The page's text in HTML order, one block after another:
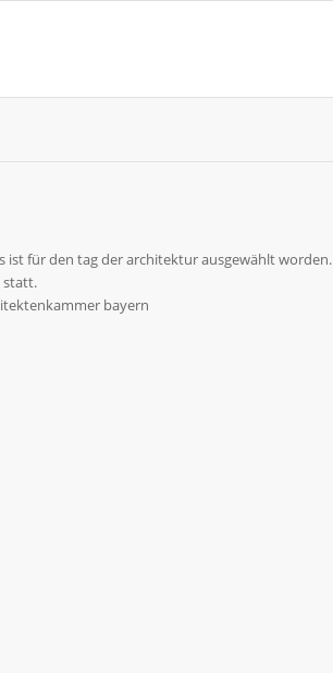
für den tag der architektur ausgewählt worden.
statt.
bayern